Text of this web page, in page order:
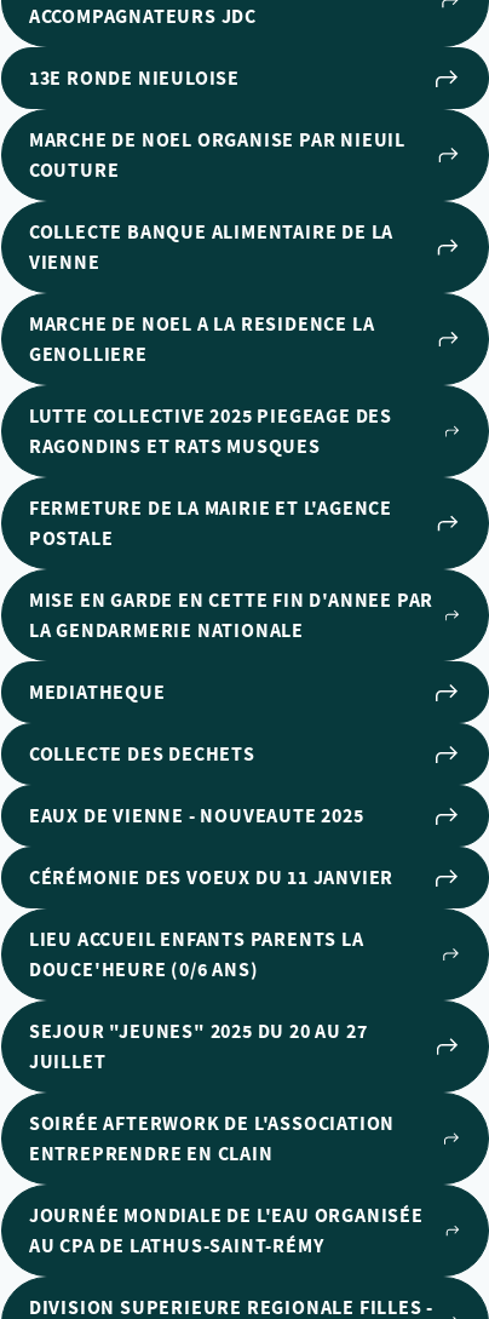
ACCOMPAGNATEURS JDC
13E RONDE NIEULOISE
MARCHE DE NOEL ORGANISE PAR NIEUIL
COUTURE
COLLECTE BANQUE ALIMENTAIRE DE LA
VIENNE
MARCHE DE NOEL A LA RESIDENCE LA
GENOLLIERE
LUTTE COLLECTIVE 2025 PIEGEAGE DES
RAGONDINS ET RATS MUSQUES
FERMETURE DE LA MAIRIE ET L'AGENCE
POSTALE
MISE EN GARDE EN CETTE FIN D'ANNEE PAR
LA GENDARMERIE NATIONALE
MEDIATHEQUE
COLLECTE DES DECHETS
EAUX DE VIENNE - NOUVEAUTE 2025
CÉRÉMONIE DES VOEUX DU 11 JANVIER
LIEU ACCUEIL ENFANTS PARENTS LA
DOUCE'HEURE (0/6 ANS)
SEJOUR "JEUNES" 2025 DU 20 AU 27
JUILLET
SOIRÉE AFTERWORK DE L'ASSOCIATION
ENTREPRENDRE EN CLAIN
JOURNÉE MONDIALE DE L'EAU ORGANISÉE
AU CPA DE LATHUS-SAINT-RÉMY
DIVISION SUPERIEURE REGIONALE FILLES -